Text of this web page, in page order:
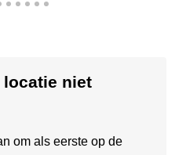
locatie niet
om als eerste op de